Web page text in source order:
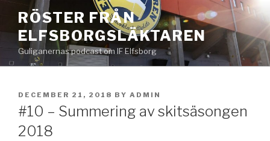
content
RÖSTER FRÅN
ELFSBORGSLÄKTAREN
Guliganernas podcast om IF Elfsborg
POSTED
ON
DECEMBER 21, 2018 BY ADMIN
#10 – Summering av skitsäsongen
2018